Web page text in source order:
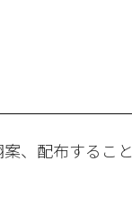
、配布すること